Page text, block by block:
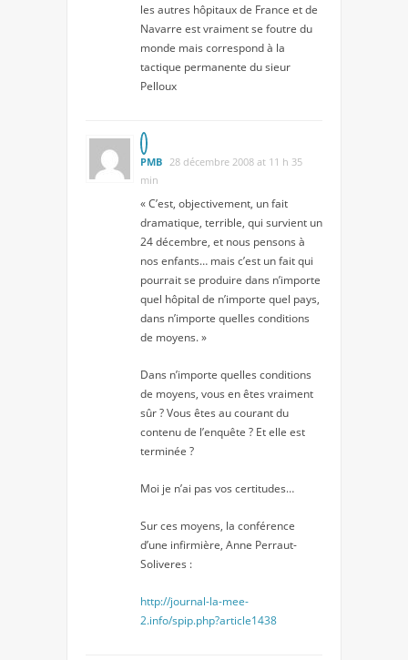
les autres hôpitaux de France et de
Navarre est vraiment se foutre du
monde mais correspond à la
tactique permanente du sieur
Pelloux
PMB 28 décembre 2008 at 11 h 35
min
« C’est, objectivement, un fait
dramatique, terrible, qui survient un
24 décembre, et nous pensons à
nos enfants… mais c’est un fait qui
pourrait se produire dans n’importe
quel hôpital de n’importe quel pays,
dans n’importe quelles conditions
de moyens. »
Dans n’importe quelles conditions
de moyens, vous en êtes vraiment
sûr ? Vous êtes au courant du
contenu de l’enquête ? Et elle est
terminée ?
Moi je n’ai pas vos certitudes…
Sur ces moyens, la conférence
d’une infirmière, Anne Perraut-
Soliveres :
http://journal-la-mee-
2.info/spip.php?article1438